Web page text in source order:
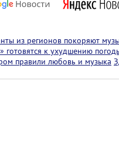
из регионов покоряют
готовятся к ухудшению
правили любовь и музыка